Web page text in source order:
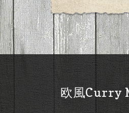
欧風Curry